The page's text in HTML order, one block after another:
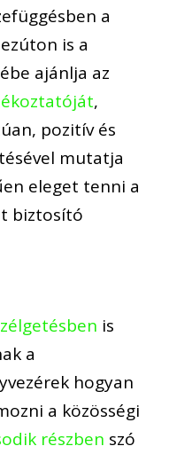
a
ezúton is a
ajánlja az
,
pozitív és
mutatja
eleget tenni a
biztosító
is
a
hogyan
a közösségi
részben szó